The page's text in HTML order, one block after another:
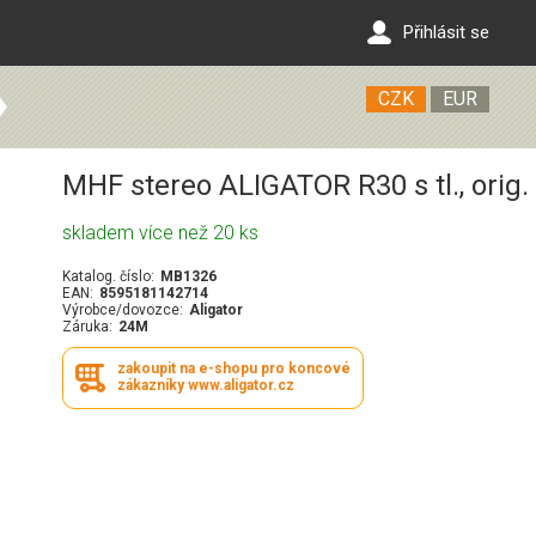
Přihlásit se
CZK EUR
MHF stereo ALIGATOR R30 s tl., orig.
skladem více než 20 ks
Katalog. číslo: MB1326
EAN: 8595181142714
Výrobce/dovozce: Aligator
Záruka: 24M
zakoupit na e-shopu pro koncové
zákazníky www.aligator.cz